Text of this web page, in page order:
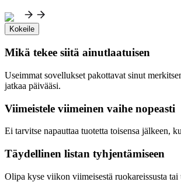
Kokeile
Mikä tekee siitä ainutlaatuisen
Useimmat sovellukset pakottavat sinut
jatkaa päivääsi.
Viimeistele viimeinen vaihe nopeasti
Ei tarvitse napauttaa tuotetta toisensa jälkeen,
Täydellinen listan tyhjentämiseen
Olipa kyse viikon viimeisestä ruokareissusta